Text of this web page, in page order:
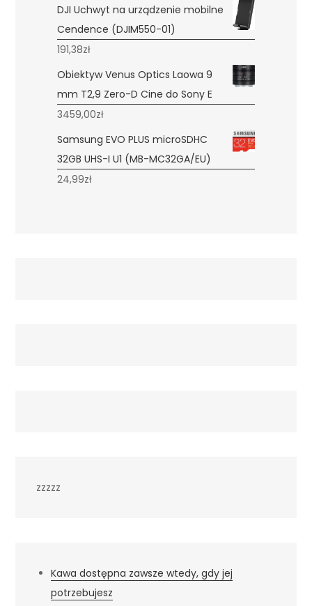
DJI Uchwyt na urządzenie mobilne
Cendence (DJIM550-01)
191,38zł
Obiektyw Venus Optics Laowa 9
mm T2,9 Zero-D Cine do Sony E
3459,00zł
Samsung EVO PLUS microSDHC
32GB UHS-I U1 (MB-MC32GA/EU)
24,99zł
zzzzz
Kawa dostępna zawsze wtedy, gdy jej
potrzebujesz